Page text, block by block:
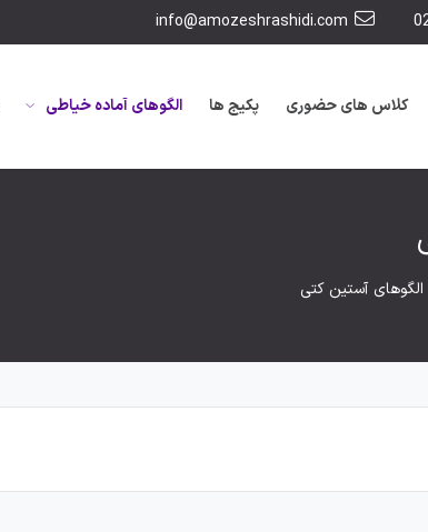
info@amozeshrashidi.com
کلاس های حضوری پکیج ها الگوهای آماده خیاطی
الگوهای آستین کتی